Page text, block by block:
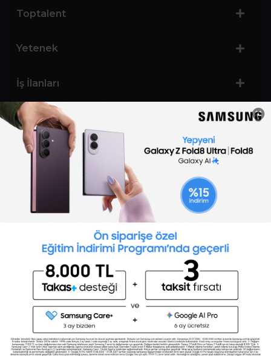
Toptalent
Yetenek
İş İlanları
Sertifika Programları
Yetenek Testleri
Toptalent Marka ve İnsan Kaynakları Danışmanlığı Limited Şirketi Özel İstihdam Bürosu
Olarak 11 / 11 / 2024 - 10 / 11 / 2027 tarihleri arasında faaliyette bulunmak üzere, Türkiye İş
Kurumu tarafından 05.11.2024 tarih ve 16998526 sayılı karar uyarınca 1251 nolu belge ile faaliyet
göstermektedir.Toptalent İş İlanları için tıklayın. 4904 sayılı kanun uyarınca iş arayanlardan
ücret alınmayacak ve menfaat temin edilmeyecektir.
Türkiye İş Kurumu İstanbul İl Müdürlüğü: 0 212 249 29 87 | Türkiye iş Kurumu İstanbul Çalışma
ve İş Kurumu Bahçelievler Hizmet Merkezi